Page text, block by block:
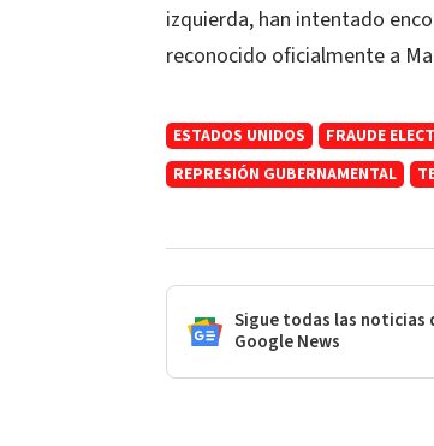
izquierda, han intentado
reconocido oficialmente a
ESTADOS UNIDOS FRAUDE
REPRESIÓN GUBERNAMENTAL
Sigue todas las noticias
Google News